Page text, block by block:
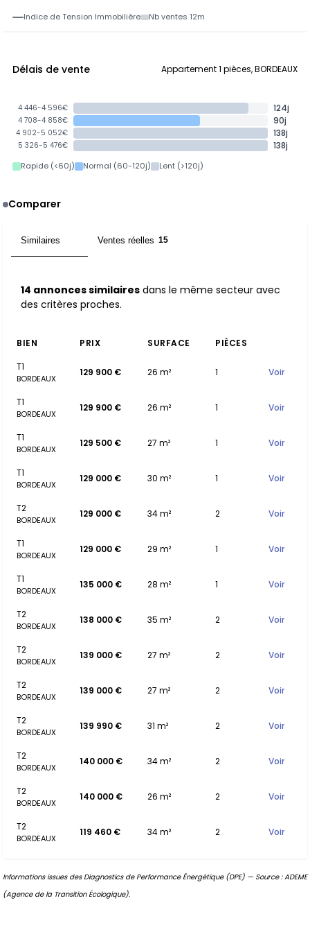
Indice de Tension Immobilière Nb ventes 12m
Délais de vente Appartement 1 pièces, BORDEAUX
4 446-4 596€ 124j
4 708-4 858€ 90j
4 902-5 052€ 138j
5 326-5 476€ 138j
Rapide (<60j) Normal (60-120j) Lent (>120j)
Comparer
Similaires Ventes réelles 15
14 annonces similaires dans le même secteur avec
des critères proches.
BIEN PRIX SURFACE
PIÈCES
T1
BORDEAUX
129 900 € 26 m² 1 Voir
T1
BORDEAUX
129 900 € 26 m² 1 Voir
T1
BORDEAUX
129 500 € 27 m² 1 Voir
T1
BORDEAUX
129 000 € 30 m² 1 Voir
T2
BORDEAUX
129 000 € 34 m² 2 Voir
T1
BORDEAUX
129 000 € 29 m² 1 Voir
T1
BORDEAUX
135 000 € 28 m² 1 Voir
T2
BORDEAUX
138 000 € 35 m² 2 Voir
T2
BORDEAUX
139 000 € 27 m² 2 Voir
T2
BORDEAUX
139 000 € 27 m² 2 Voir
T2
BORDEAUX
139 990 € 31 m² 2 Voir
T2
BORDEAUX
140 000 € 34 m² 2 Voir
T2
BORDEAUX
140 000 € 26 m² 2 Voir
T2
BORDEAUX
119 460 € 34 m² 2 Voir
Informations issues des Diagnostics de Performance Énergétique (DPE) — Source : ADEME
(Agence de la Transition Écologique).